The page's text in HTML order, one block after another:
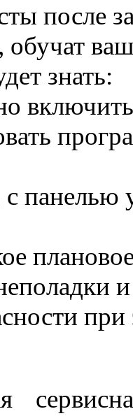
после
обучат
знать:
панелью
и
при